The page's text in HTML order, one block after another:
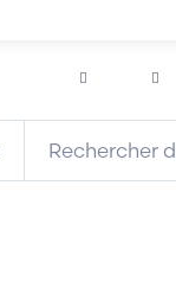
SCHNEIDER TESYS